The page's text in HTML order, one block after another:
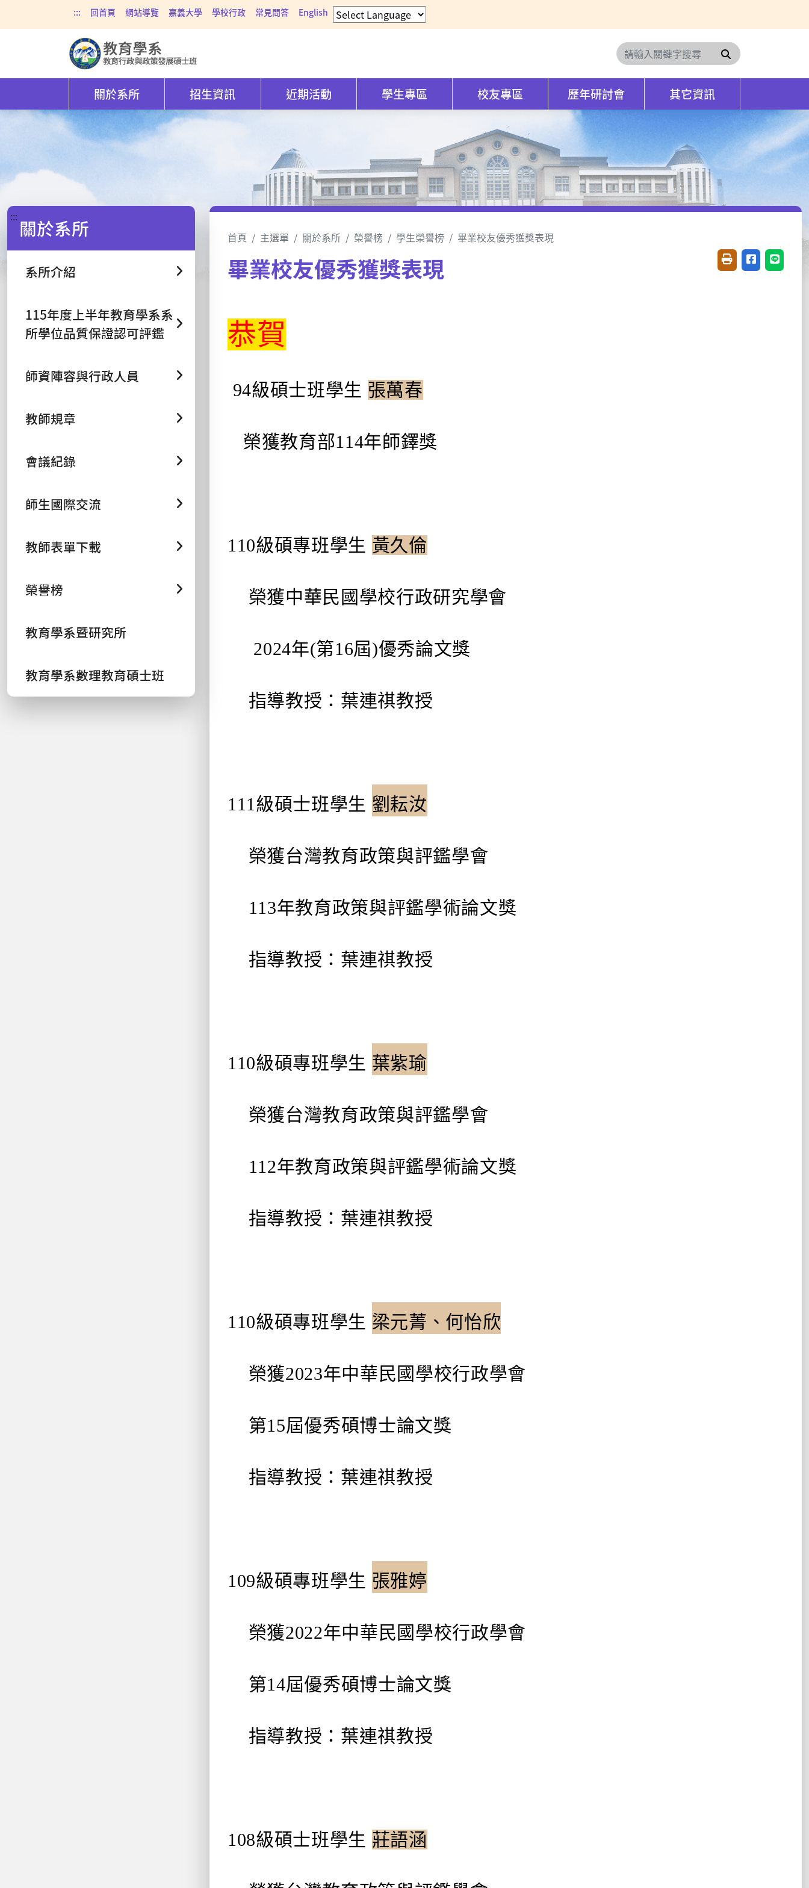
::: 回首頁 網站導覽 嘉義大學 學校行政 常見問答 English
搜尋
關於系所 招生資訊 近期活動 學生專區 校友專區 歷年研討會 其它資訊
::: 關於系所
系所介紹
115年度上半年教育學系系
所學位品質保證認可評鑑
師資陣容與行政人員
教師規章
會議紀錄
師生國際交流
教師表單下載
榮譽榜
教育學系暨研究所
教育學系數理教育碩士班
首頁 主選單 關於系所 榮譽榜 學生榮譽榜 畢業校友優秀獲獎表現
畢業校友優秀獲獎表現 友善列印(開新視窗)
分享至臉書(
分享至
恭賀
94級碩士班學生 張萬春
榮獲教育部114年師鐸獎
110級碩專班學生 黃久倫
榮獲中華民國學校行政研究學會
2024年(第16屆)優秀論文獎
指導教授：葉連祺教授
111級碩士班學生 劉耘汝
榮獲台灣教育政策與評鑑學會
113年教育政策與評鑑學術論文獎
指導教授：葉連祺教授
110級碩專班學生 葉紫瑜
榮獲台灣教育政策與評鑑學會
112年教育政策與評鑑學術論文獎
指導教授：葉連祺教授
110級碩專班學生 梁元菁、 何怡欣
榮獲2023年中華民國學校行政學會
第15屆優秀碩博士論文獎
指導教授：葉連祺教授
109級碩專班學生 張雅婷
榮獲2022年中華民國學校行政學會
第14屆優秀碩博士論文獎
指導教授：葉連祺教授
108級碩士班學生 莊語涵